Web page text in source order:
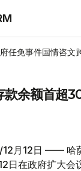
任免事件国情咨文
款余额首超
12月12日 —— 哈
日在政府扩大会